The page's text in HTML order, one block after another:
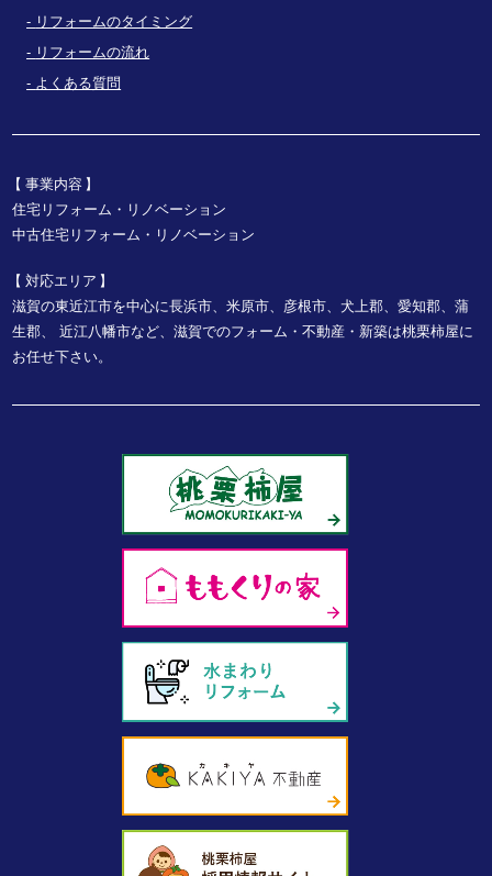
リフォームのタイミング
リフォームの流れ
よくある質問
事業内容
住宅リフォーム・リノベーション
中古住宅リフォーム・リノベーション
対応エリア
滋賀の東近江市を中心に長浜市、米原市、彦根市、犬上郡、愛知郡、蒲
生郡、
近江八幡市など、滋賀でのフォーム・不動産・新築は桃栗柿屋に
お任せ下さい。